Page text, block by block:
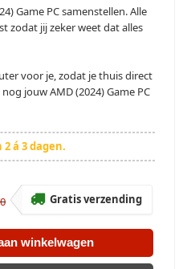
Game PC samenstellen. Alle
zodat jij zeker weet dat alles
voor je, zodat je thuis direct
jouw AMD (2024) Game PC
á 3 dagen.
Gratis verzending
winkelwagen